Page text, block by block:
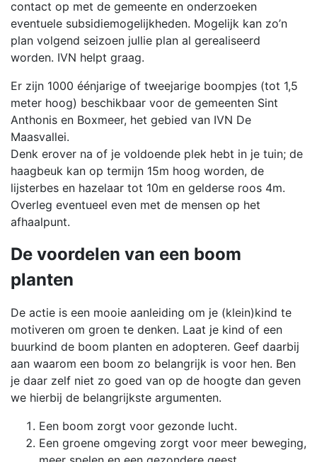
contact op met de gemeente en onderzoeken
eventuele subsidiemogelijkheden. Mogelijk kan zo’n
plan volgend seizoen jullie plan al gerealiseerd
worden. IVN helpt graag.
Er zijn 1000 éénjarige of tweejarige boompjes (tot 1,5
meter hoog) beschikbaar voor de gemeenten Sint
Anthonis en Boxmeer, het gebied van IVN De
Maasvallei.
Denk erover na of je voldoende plek hebt in je tuin; de
haagbeuk kan op termijn 15m hoog worden, de
lijsterbes en hazelaar tot 10m en gelderse roos 4m.
Overleg eventueel even met de mensen op het
afhaalpunt.
De voordelen van een boom
planten
De actie is een mooie aanleiding om je (klein)kind te
motiveren om groen te denken. Laat je kind of een
buurkind de boom planten en adopteren. Geef daarbij
aan waarom een boom zo belangrijk is voor hen. Ben
je daar zelf niet zo goed van op de hoogte dan geven
we hierbij de belangrijkste argumenten.
Een boom zorgt voor gezonde lucht.
Een groene omgeving zorgt voor meer beweging,